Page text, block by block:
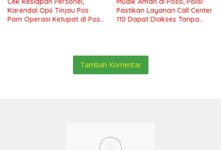
Karendal Ops Tinjau Pos
Pam Operasi Ketupat di Poso
Pastikan Layanan Call Center
110 Dapat Diakses Tanpa
Tambah Komentar